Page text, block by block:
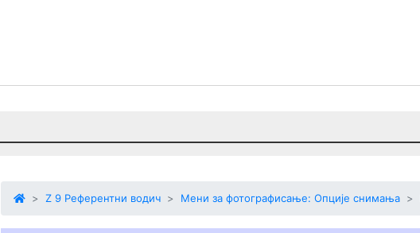
Z 9 Референтни водич Мени за фотографисање: Опције снимања